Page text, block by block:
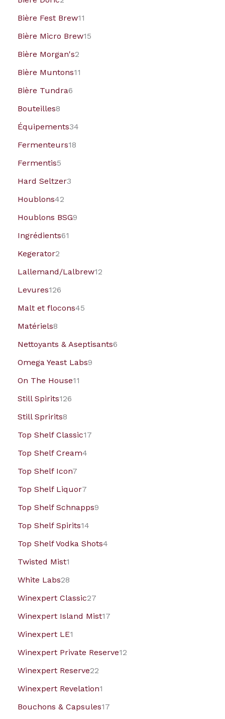
Bière Fest Brew11
Bière Micro Brew15
Bière Morgan's2
Bière Muntons11
Bière Tundra6
Bouteilles8
Équipements34
Fermenteurs18
Fermentis5
Hard Seltzer3
Houblons42
Houblons BSG9
Ingrédients61
Kegerator2
Lallemand/Lalbrew12
Levures126
Malt et flocons45
Matériels8
Nettoyants & Aseptisants6
Omega Yeast Labs9
On The House11
Still Spirits126
Still Spririts8
Top Shelf Classic17
Top Shelf Cream4
Top Shelf Icon7
Top Shelf Liquor7
Top Shelf Schnapps9
Top Shelf Spirits14
Top Shelf Vodka Shots4
Twisted Mist1
White Labs28
Winexpert Classic27
Winexpert Island Mist17
Winexpert LE1
Winexpert Private Reserve12
Winexpert Reserve22
Winexpert Revelation1
Bouchons & Capsules17